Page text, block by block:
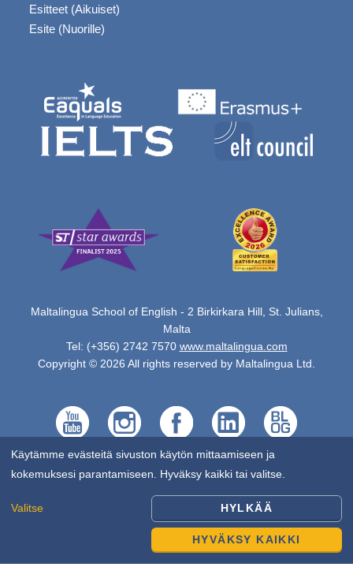
Esitteet (Aikuiset)
Esite (Nuorille)
Maltalingua School of English - 2 Birkirkara Hill, St. Julians,
Malta
Tel: (+356) 2742 7570 www.maltalingua.com
Copyright © 2026 All rights reserved by Maltalingua Ltd.
Käytämme evästeitä sivuston käytön mittaamiseen ja
kokemuksesi parantamiseen. Hyväksy kaikki tai valitse.
Valitse HYLKÄÄ
HYVÄKSY KAIKKI